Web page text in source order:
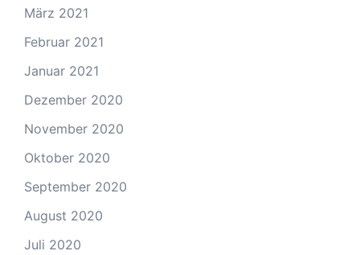
März 2021
Februar 2021
Januar 2021
Dezember 2020
November 2020
Oktober 2020
September 2020
August 2020
Juli 2020